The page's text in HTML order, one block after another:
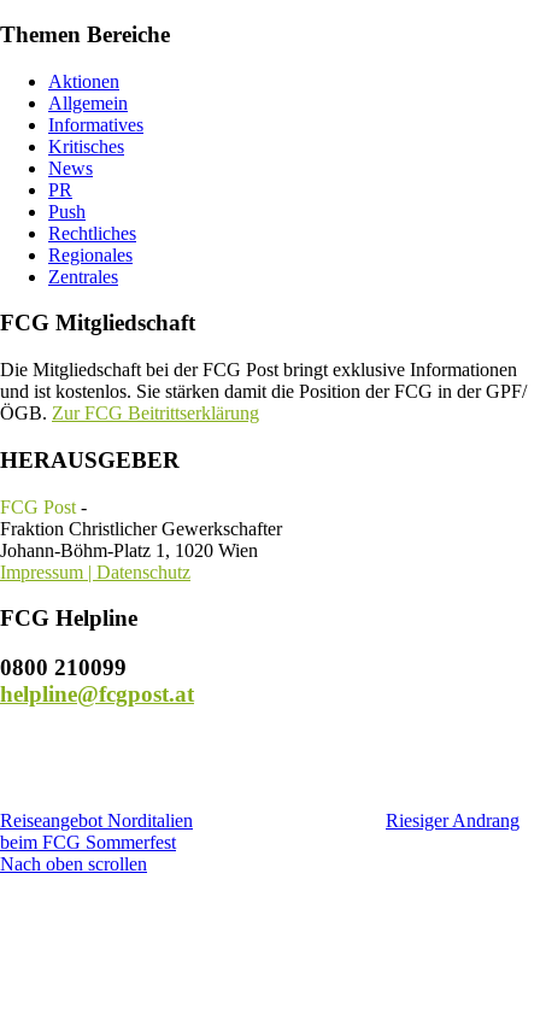
Themen Bereiche
Aktionen
Allgemein
Informatives
Kritisches
News
PR
Push
Rechtliches
Regionales
Zentrales
FCG Mitgliedschaft
Die Mitgliedschaft bei der FCG Post bringt exklusive Informationen
und ist kostenlos. Sie stärken damit die Position der FCG in der GPF/
ÖGB. Zur FCG Beitrittserklärung
HERAUSGEBER
FCG Post -
Fraktion Christlicher Gewerkschafter
Johann-Böhm-Platz 1, 1020 Wien
Impressum | Datenschutz
FCG Helpline
0800 210099
helpline@fcgpost.at
Reiseangebot Norditalien
Riesiger Andrang
beim FCG Sommerfest
Nach oben scrollen